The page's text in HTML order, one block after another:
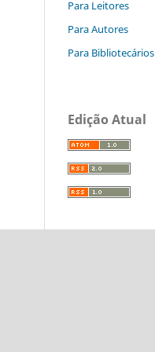
Para Leitores
Para Autores
Para Bibliotecários
Edição Atual